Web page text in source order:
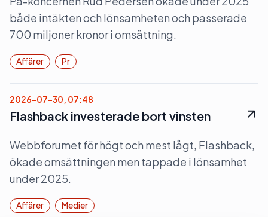
både intäkten och lönsamheten och passerade
700 miljoner kronor i omsättning.
Affärer Pr
2026-07-30, 07:48
Flashback investerade bort vinsten
Webbforumet för högt och mest lågt, Flashback,
ökade omsättningen men tappade i lönsamhet
under 2025.
Affärer Medier